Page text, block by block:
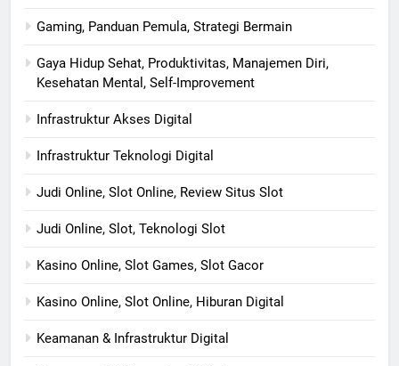
Gaming, Panduan Pemula, Strategi Bermain
Gaya Hidup Sehat, Produktivitas, Manajemen Diri,
Kesehatan Mental, Self-Improvement
Infrastruktur Akses Digital
Infrastruktur Teknologi Digital
Judi Online, Slot Online, Review Situs Slot
Judi Online, Slot, Teknologi Slot
Kasino Online, Slot Games, Slot Gacor
Kasino Online, Slot Online, Hiburan Digital
Keamanan & Infrastruktur Digital